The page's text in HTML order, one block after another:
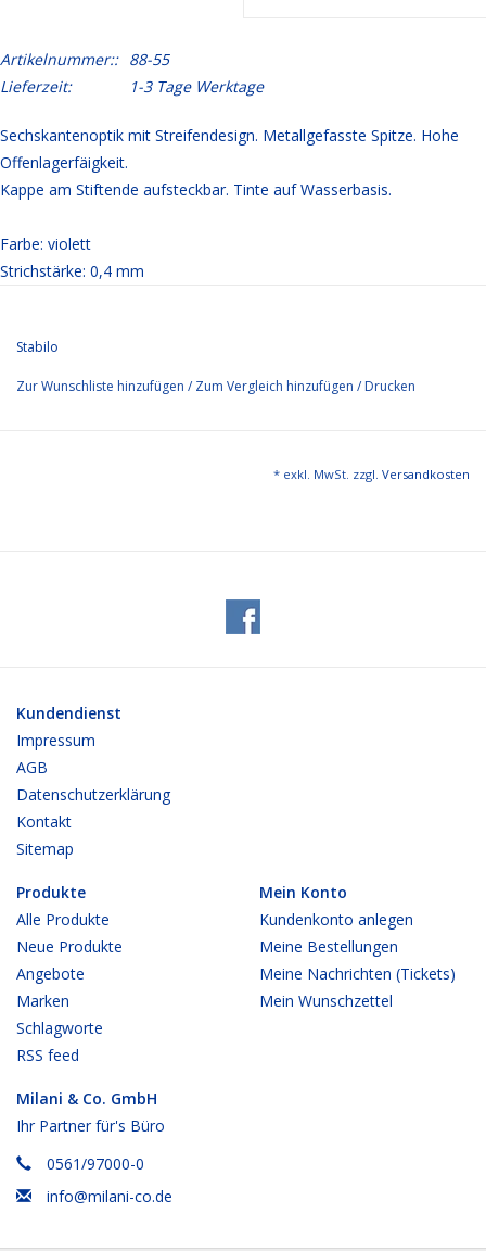
Artikelnummer:: 88-55
Lieferzeit:
1-3 Tage Werktage
Sechskantenoptik mit Streifendesign. Metallgefasste Spitze. Hohe
Offenlagerfäigkeit.
Kappe am Stiftende aufsteckbar. Tinte auf Wasserbasis.
Farbe: violett
Strichstärke: 0,4 mm
Stabilo
Zur Wunschliste hinzufügen / Zum Vergleich hinzufügen / Drucken
* exkl. MwSt. zzgl. Versandkosten
Kundendienst
Impressum
AGB
Datenschutzerklärung
Kontakt
Sitemap
Produkte
Alle Produkte
Neue Produkte
Angebote
Marken
Schlagworte
RSS feed
Mein Konto
Kundenkonto anlegen
Meine Bestellungen
Meine Nachrichten (Tickets)
Mein Wunschzettel
Milani & Co. GmbH
Ihr Partner für's Büro
0561/97000-0
info@milani-co.de